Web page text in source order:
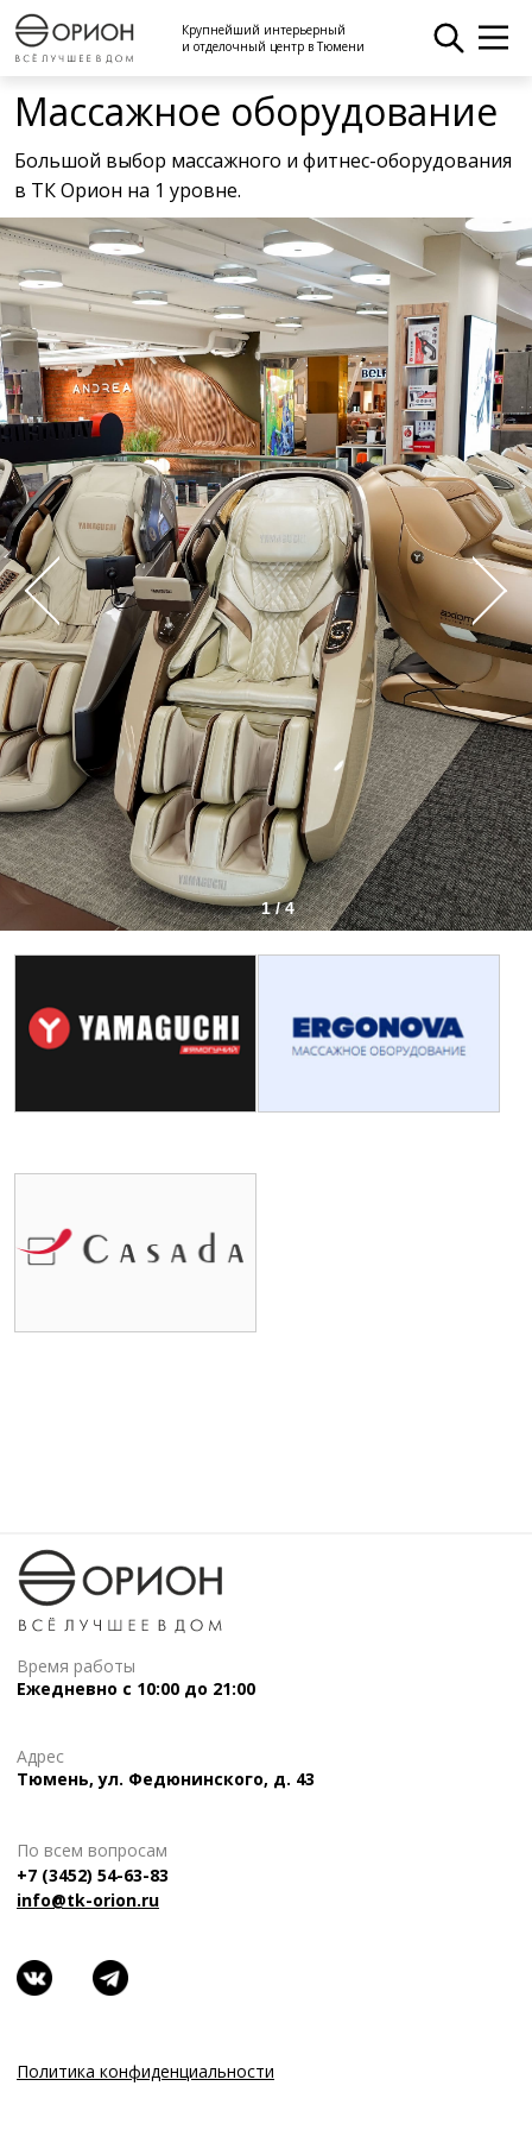
Крупнейший интерьерный
и отделочный центр в Тюмени
Массажное оборудование
Большой выбор массажного и фитнес-оборудования
в ТК Орион на 1 уровне.
1 / 4
Время работы
Ежедневно с 10:00 до 21:00
Адрес
Тюмень, ул. Федюнинского, д. 43
По всем вопросам
+7 (3452) 54-63-83
info@tk-orion.ru
Политика конфиденциальности